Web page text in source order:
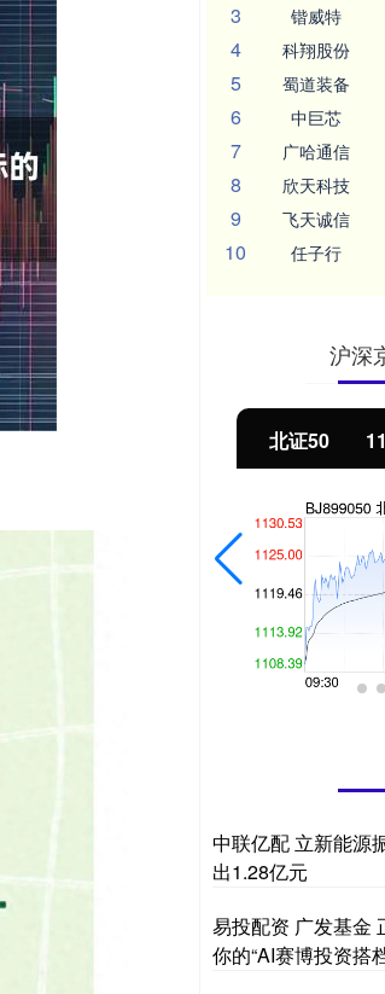
3 锴威特
4 科翔股份
5 蜀道装备
6 中巨芯
7 广哈通信
8 欣天科技
9 飞天诚信
10 任子行
沪深
北证50
中联亿配 立新能源
出1.28亿元
易投配资 广发基金
你的“AI赛博投资搭